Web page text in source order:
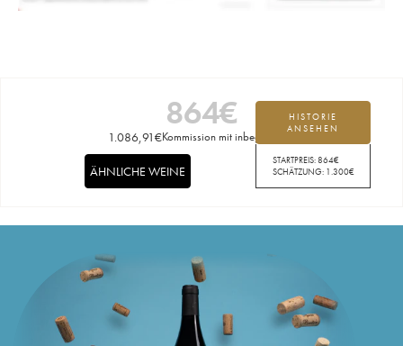
864€
1.086,91€Kommission mit inbegriffen
HISTORIE
ANSEHEN
STARTPREIS:864€
SCHÄTZUNG: 1.300€
ÄHNLICHE WEINE